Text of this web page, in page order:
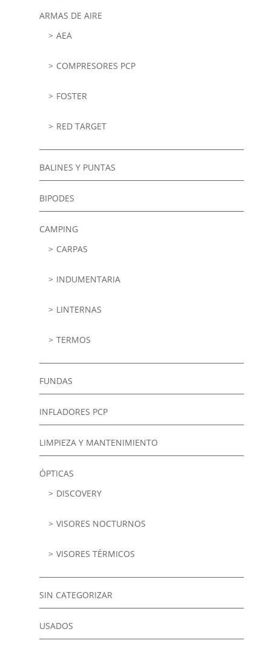
ARMAS DE AIRE
AEA
COMPRESORES PCP
FOSTER
RED TARGET
BALINES Y PUNTAS
BIPODES
CAMPING
CARPAS
INDUMENTARIA
LINTERNAS
TERMOS
FUNDAS
INFLADORES PCP
LIMPIEZA Y MANTENIMIENTO
ÓPTICAS
DISCOVERY
VISORES NOCTURNOS
VISORES TÉRMICOS
SIN CATEGORIZAR
USADOS